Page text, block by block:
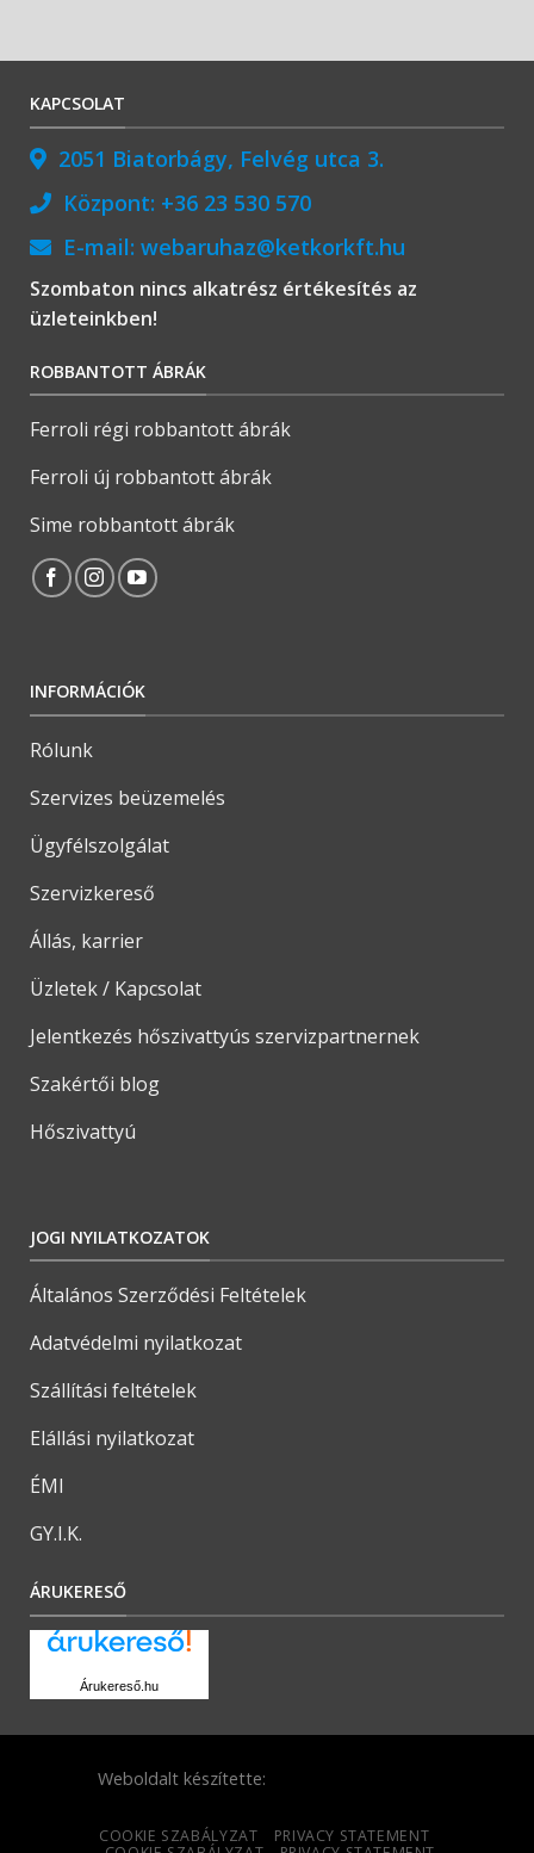
KAPCSOLAT
2051 Biatorbágy, Felvég utca 3.
Központ: +36 23 530 570
E-mail: webaruhaz@ketkorkft.hu
Szombaton nincs alkatrész értékesítés az
üzleteinkben!
ROBBANTOTT ÁBRÁK
Ferroli régi robbantott ábrák
Ferroli új robbantott ábrák
Sime robbantott ábrák
INFORMÁCIÓK
Rólunk
Szervizes beüzemelés
Ügyfélszolgálat
Szervizkereső
Állás, karrier
Üzletek / Kapcsolat
Jelentkezés hőszivattyús szervizpartnernek
Szakértői blog
Hőszivattyú
JOGI NYILATKOZATOK
Általános Szerződési Feltételek
Adatvédelmi nyilatkozat
Szállítási feltételek
Elállási nyilatkozat
ÉMI
GY.I.K.
ÁRUKERESŐ
Árukereső.hu
Weboldalt készítette:
COOKIE SZABÁLYZAT
PRIVACY STATEMENT